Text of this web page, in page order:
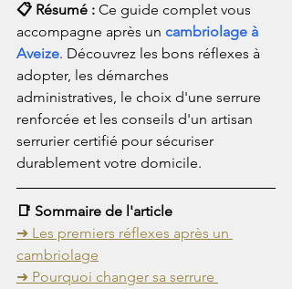
📋 Résumé : Ce guide complet vous
accompagne après un cambriolage à
Aveize. Découvrez les bons réflexes à
adopter, les démarches
administratives, le choix d'une serrure
renforcée et les conseils d'un artisan
serrurier certifié pour sécuriser
durablement votre domicile.
📑 Sommaire de l'article
➜ Les premiers réflexes après un
cambriolage
➜ Pourquoi changer sa serrure